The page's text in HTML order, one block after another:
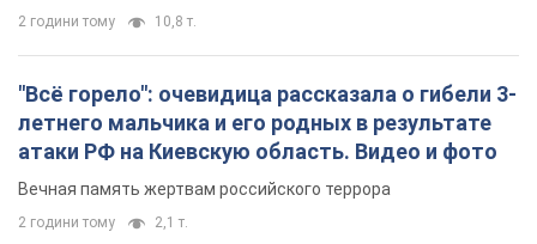
2 години тому 10,8 т.
"Всё горело": очевидица рассказала о гибели 3-
летнего мальчика и его родных в результате
атаки РФ на Киевскую область. Видео и фото
Вечная память жертвам российского террора
2 години тому 2,1 т.